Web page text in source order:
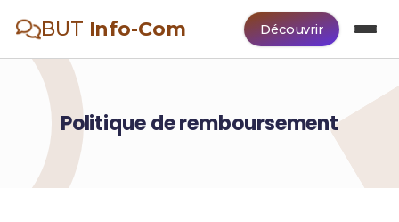
BUT Info-Com Découvrir
Politique de remboursement